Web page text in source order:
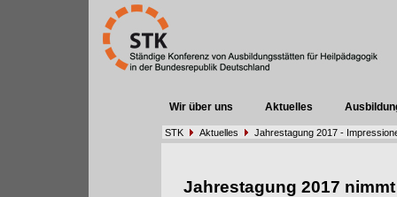
Wir über uns Aktuelles
STK Aktuelles Jahrestagung 2017 -
Jahrestagung 2017